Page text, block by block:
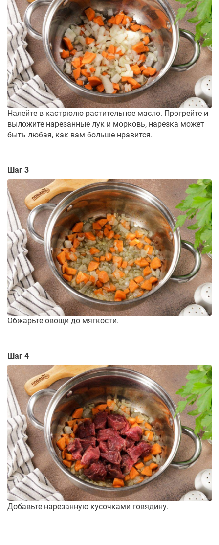
Налейте в кастрюлю растительное масло. Прогрейте и
выложите нарезанные лук и морковь, нарезка может
быть любая, как вам больше нравится.
Шаг 3
Обжарьте овощи до мягкости.
Шаг 4
Добавьте нарезанную кусочками говядину.